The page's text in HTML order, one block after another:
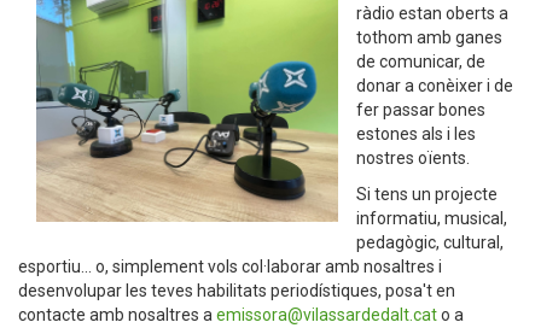
ràdio estan oberts a
tothom amb ganes
de comunicar, de
donar a conèixer i de
fer passar bones
estones als i les
nostres oïents.
Si tens un projecte
informatiu, musical,
pedagògic, cultural,
esportiu... o, simplement vols col·laborar amb nosaltres i
desenvolupar les teves habilitats periodístiques, posa't en
contacte amb nosaltres a emissora@vilassardedalt.cato a